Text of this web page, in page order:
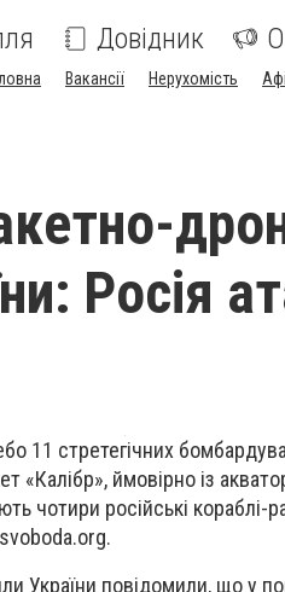
Довідник
Вакансії Нерухомість
Росія
11 стретегічних
«Калібр», ймовірно із
чотири російські кораблі-
України повідомили, що у